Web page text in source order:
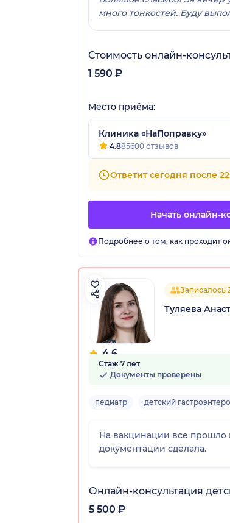
много тонкостей. Буду
Стоимость онлайн-
1 590 ₽
Место приёма:
Клиника «НаПоправку»
4.885600 отзывов
Ответит сегодня после
Начать онлайн-
Подробнее о том, как проходит
4.6
9 отзывов
Записалось
Туляева
Стаж 7 лет
Документы проверены
педиатр детский
На вакцинации все прошло
документации сделала.
Онлайн-консультация
5 500 ₽